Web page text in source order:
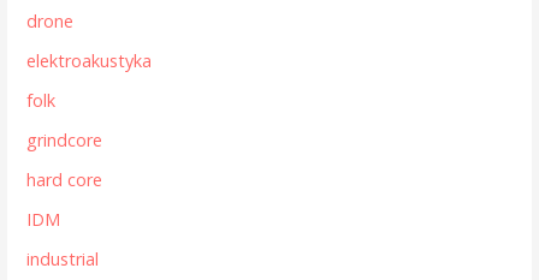
drone
elektroakustyka
folk
grindcore
hard core
IDM
industrial